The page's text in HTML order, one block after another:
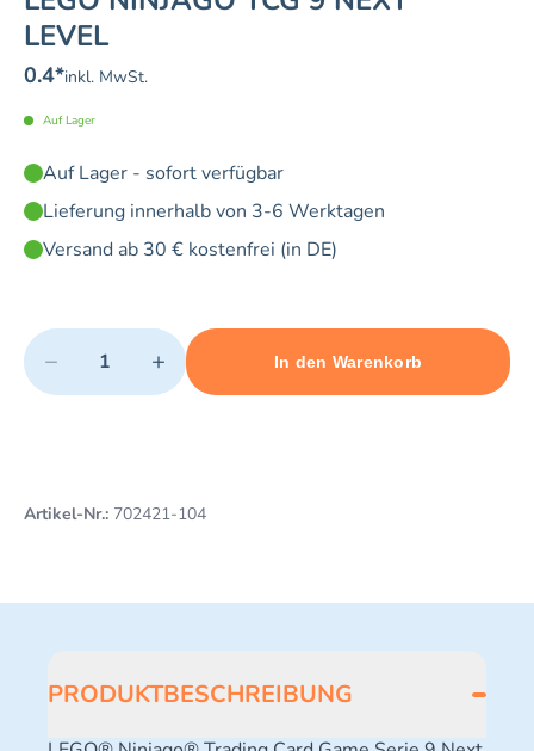
LEVEL
0.4*inkl. MwSt.
Auf Lager
Auf Lager - sofort verfügbar
Lieferung innerhalb von 3-6 Werktagen
Versand ab 30 € kostenfrei (in DE)
Quantity
− +
Minimum quantity: 1 Maximum quantity: 3
In den Warenkorb
Add 1 item to cart
Artikel-Nr.: 702421-104
PRODUKTBESCHREIBUNG